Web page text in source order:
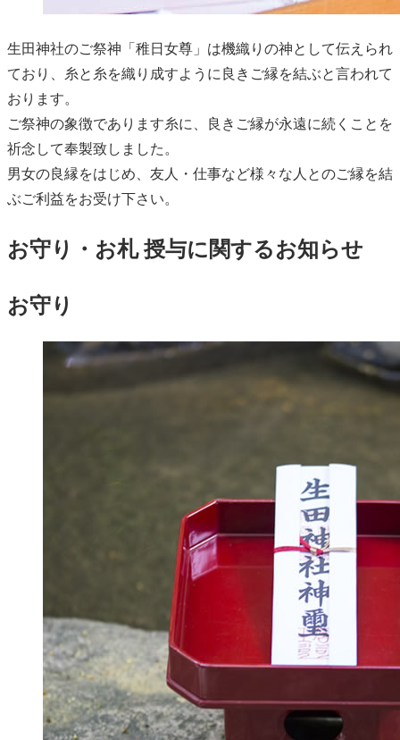
生田神社のご祭神「稚日女尊」は機織りの神として伝えられ
ており、糸と糸を織り成すように良きご縁を結ぶと言われて
おります。
ご祭神の象徴であります糸に、良きご縁が永遠に続くことを
祈念して奉製致しました。
男女の良縁をはじめ、友人・仕事など様々な人とのご縁を結
ぶご利益をお受け下さい。
お守り・お札 授与に関するお知らせ
お守り